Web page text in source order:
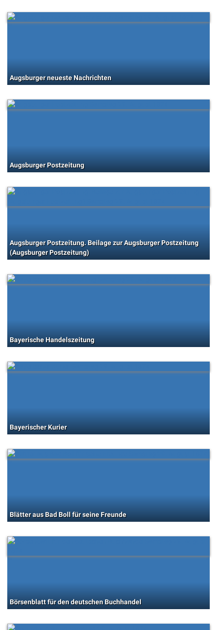
Augsburger neueste Nachrichten
Augsburger Postzeitung
Augsburger Postzeitung. Beilage zur Augsburger Postzeitung
(Augsburger Postzeitung)
Bayerische Handelszeitung
Bayerischer Kurier
Blätter aus Bad Boll für seine Freunde
Börsenblatt für den deutschen Buchhandel